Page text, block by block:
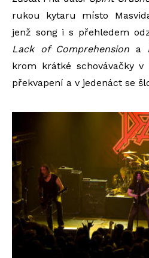
rukou kytaru místo
jenž song i s přehledem
Lack of Comprehension a
krom krátké schovávačky v
překvapení a v jedenáct se